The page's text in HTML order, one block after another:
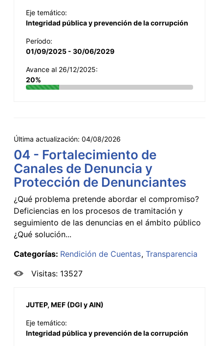
Eje temático:
Integridad pública y prevención de la corrupción
Período:
01/09/2025 - 30/06/2029
Avance al 26/12/2025:
20%
Última actualización: 04/08/2026
04 - Fortalecimiento de
Canales de Denuncia y
Protección de Denunciantes
¿Qué problema pretende abordar el compromiso?
Deficiencias en los procesos de tramitación y
seguimiento de las denuncias en el ámbito público
¿Qué solución...
Categorías: Rendición de Cuentas Transparencia
Visitas: 13527
JUTEP, MEF (DGI y AIN)
Eje temático:
Integridad pública y prevención de la corrupción